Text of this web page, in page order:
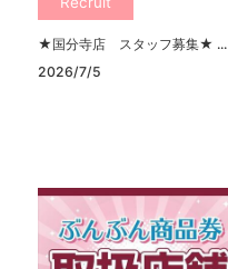
★国分寺店 スタッフ募集★ ...
2026/7/5